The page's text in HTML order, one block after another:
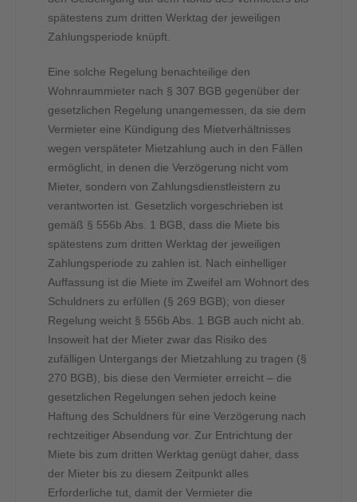
spätestens zum dritten Werktag der jeweiligen
Zahlungsperiode knüpft.
Eine solche Regelung benachteilige den
Wohnraummieter nach § 307 BGB gegenüber der
gesetzlichen Regelung unangemessen, da sie dem
Vermieter eine Kündigung des Mietverhältnisses
wegen verspäteter Mietzahlung auch in den Fällen
ermöglicht, in denen die Verzögerung nicht vom
Mieter, sondern von Zahlungsdienstleistern zu
verantworten ist. Gesetzlich vorgeschrieben ist
gemäß § 556b Abs. 1 BGB, dass die Miete bis
spätestens zum dritten Werktag der jeweiligen
Zahlungsperiode zu zahlen ist. Nach einhelliger
Auffassung ist die Miete im Zweifel am Wohnort des
Schuldners zu erfüllen (§ 269 BGB); von dieser
Regelung weicht § 556b Abs. 1 BGB auch nicht ab.
Insoweit hat der Mieter zwar das Risiko des
zufälligen Untergangs der Mietzahlung zu tragen (§
270 BGB), bis diese den Vermieter erreicht – die
gesetzlichen Regelungen sehen jedoch keine
Haftung des Schuldners für eine Verzögerung nach
rechtzeitiger Absendung vor. Zur Entrichtung der
Miete bis zum dritten Werktag genügt daher, dass
der Mieter bis zu diesem Zeitpunkt alles
Erforderliche tut, damit der Vermieter die